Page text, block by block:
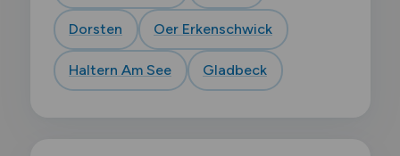
Dorsten Oer Erkenschwick
Haltern Am See Gladbeck